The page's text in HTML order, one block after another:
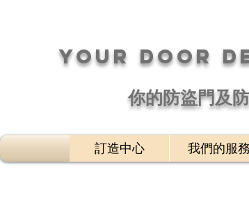
your DOOR
你的防盜門及
訂造中心 我們的服務